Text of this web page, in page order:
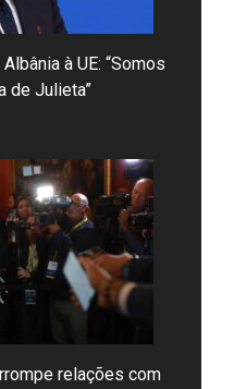
à UE: “Somos
de Julieta”
relações com